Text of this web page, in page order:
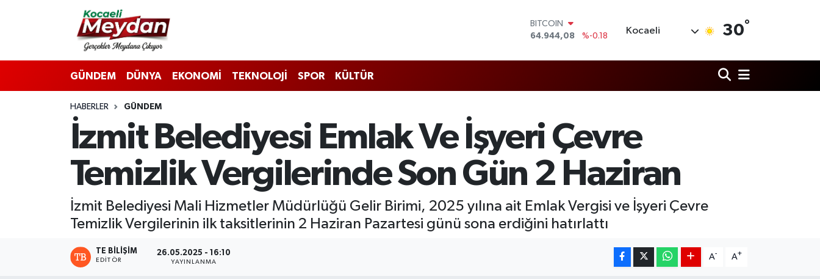
64.944,08
DOLAR
64,4811
%0.38
BİST100
13.779
%-14
Kocaeli 30°
GÜNDEM DÜNYA EKONOMİ TEKNOLOJİ SPOR KÜLTÜR
HABERLER GÜNDEM
İzmit Belediyesi Emlak Ve İşyeri Çevre
Temizlik Vergilerinde Son Gün 2 Haziran
İzmit Belediyesi Mali Hizmetler Müdürlüğü Gelir Birimi, 2025 yılına ait Emlak Vergisi ve İşyeri Çevre
Temizlik Vergilerinin ilk taksitlerinin 2 Haziran Pazartesi günü sona erdiğini hatırlattı
TE BILIŞIM
EDITÖR
26.05.2025 - 16:10
YAYINLANMA
A- A+
Nöbetçi Eczaneler
Hava Durumu
Trafik Durumu
Süper Lig Puan Durumu ve Fikstür
Tüm Manşetler
Son Dakika Haberleri